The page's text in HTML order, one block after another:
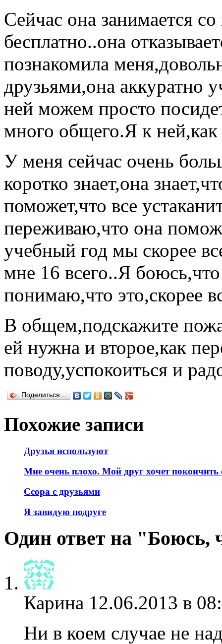
Сейчас она занимается
бесплатно..она
познакомила
друзьями,она аккуратно
ней можем просто
много общего.Я к ней,как
У меня сейчас очень
коротко знает,она
поможет,что все
переживаю,что она
учебный год мы скорее
мне 16 всего..Я
понимаю,что это,скорее
В общем,подскажите
ей нужна и второе,как
поводу,успокоиться и
Поделиться…
Похожие записи
Друзья используют
Мне очень плохо. Мой друг хочет покончить
Ссора с друзьями
Я завидую подруге
Один ответ на "Боюсь,
Карина 12.06.2013 в
Ни в коем случае не